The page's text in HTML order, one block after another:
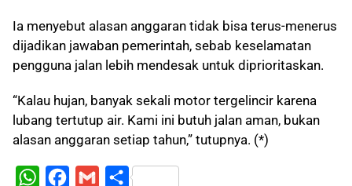
Ia menyebut alasan anggaran tidak bisa terus-menerus
dijadikan jawaban pemerintah, sebab keselamatan
pengguna jalan lebih mendesak untuk diprioritaskan.
“Kalau hujan, banyak sekali motor tergelincir karena
lubang tertutup air. Kami ini butuh jalan aman, bukan
alasan anggaran setiap tahun,” tutupnya. (*)
W
S